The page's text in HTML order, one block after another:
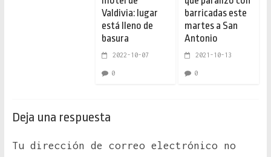
Valdivia: lugar
está lleno de
basura
2022-10-07
0
barricadas este
martes a San
Antonio
2021-10-13
0
Deja una respuesta
Tu dirección de correo electrónico no